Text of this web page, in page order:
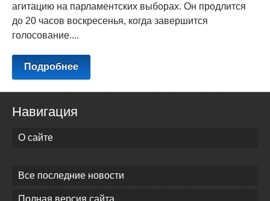
агитацию на парламентских выборах. Он продлится
до 20 часов воскресенья, когда завершится
голосование....
Подробнее
Навигация
О сайте
Все последние новости
Полная версия сайта